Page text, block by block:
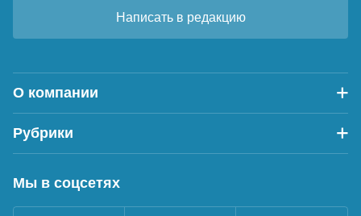
Написать в редакцию
О компании
Рубрики
Мы в соцсетях